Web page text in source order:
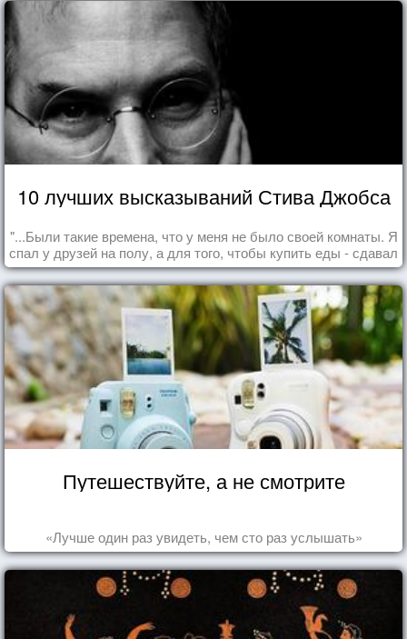
10 лучших высказываний Стива Джобса
"...Были такие времена, что у меня не было своей комнаты. Я
спал у друзей на полу, а для того, чтобы купить еды - сдавал
бутылки из под кока-колы"
Путешествуйте, а не смотрите
«Лучше один раз увидеть, чем сто раз услышать»